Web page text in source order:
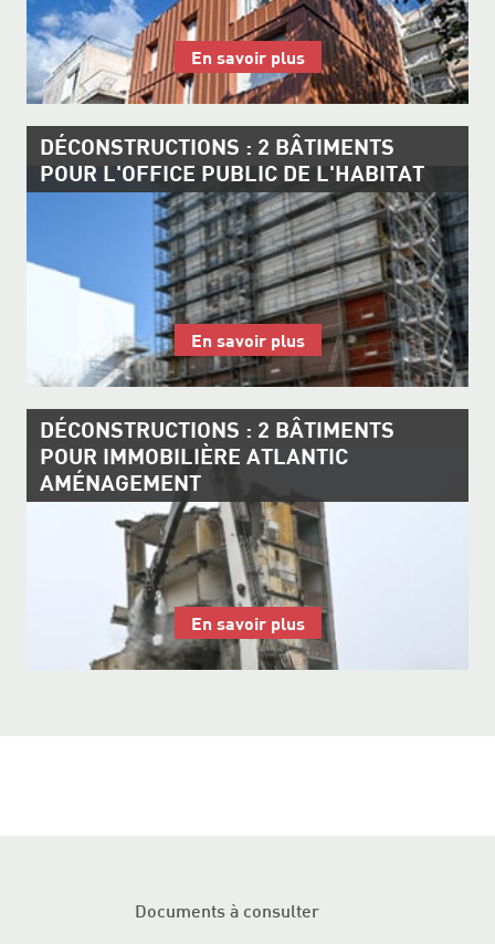
En savoir plus
DÉCONSTRUCTIONS : 2 BÂTIMENTS
POUR L'OFFICE PUBLIC DE L'HABITAT
En savoir plus
DÉCONSTRUCTIONS : 2 BÂTIMENTS
POUR IMMOBILIÈRE ATLANTIC
AMÉNAGEMENT
En savoir plus
Documents à consulter